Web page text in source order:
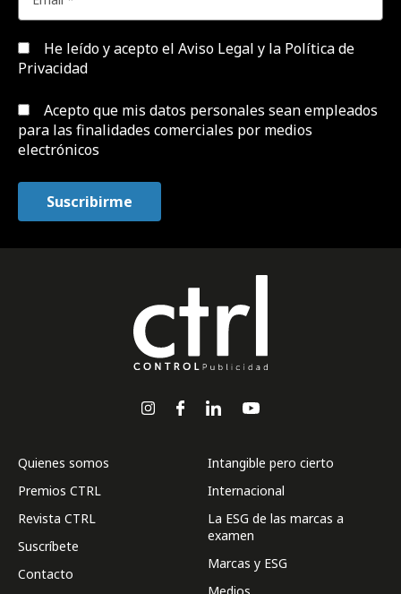
He leído y acepto el Aviso Legal y la Política de
Privacidad
Acepto que mis datos personales sean empleados
para las finalidades comerciales por medios
electrónicos
Quienes somos
Premios CTRL
Revista CTRL
Suscríbete
Contacto
Intangible pero cierto
Internacional
La ESG de las marcas a
examen
Marcas y ESG